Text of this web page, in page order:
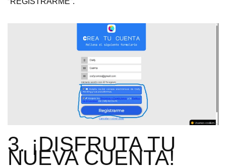
3. ¡DISFRUTA TU
NUEVA CUENTA!